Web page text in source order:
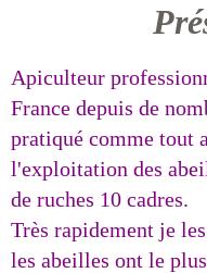
Apiculteur
France depuis de
pratiqué comme tout
l'exploitation des
de ruches 10 cadres.
Très rapidement je
les abeilles ont le